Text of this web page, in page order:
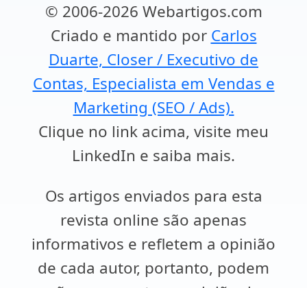
© 2006-2026 Webartigos.com
Criado e mantido por Carlos
Duarte, Closer / Executivo de
Contas, Especialista em Vendas e
Marketing (SEO / Ads).
Clique no link acima, visite meu
LinkedIn e saiba mais.
Os artigos enviados para esta
revista online são apenas
informativos e refletem a opinião
de cada autor, portanto, podem